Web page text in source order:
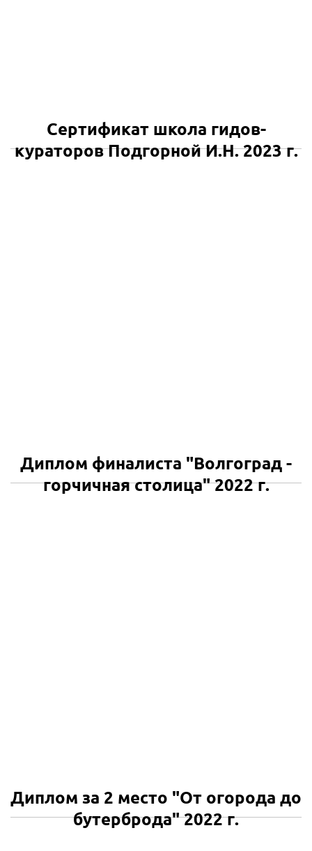
Сертификат школа гидов-
кураторов Подгорной И.Н. 2023 г.
Диплом финалиста "Волгоград -
горчичная столица" 2022 г.
Диплом за 2 место "От огорода до
бутерброда" 2022 г.